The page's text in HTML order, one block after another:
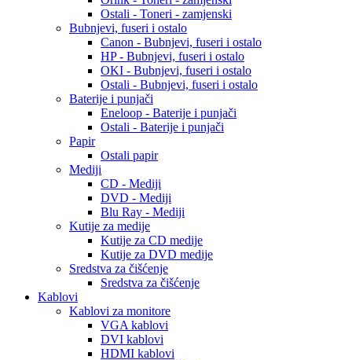
Ostali - Toneri - zamjenski
Bubnjevi, fuseri i ostalo
Canon - Bubnjevi, fuseri i ostalo
HP - Bubnjevi, fuseri i ostalo
OKI - Bubnjevi, fuseri i ostalo
Ostali - Bubnjevi, fuseri i ostalo
Baterije i punjači
Eneloop - Baterije i punjači
Ostali - Baterije i punjači
Papir
Ostali papir
Mediji
CD - Mediji
DVD - Mediji
Blu Ray - Mediji
Kutije za medije
Kutije za CD medije
Kutije za DVD medije
Sredstva za čišćenje
Sredstva za čišćenje
Kablovi
Kablovi za monitore
VGA kablovi
DVI kablovi
HDMI kablovi